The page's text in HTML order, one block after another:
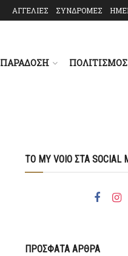
ΑΓΓΕΛΙΕΣ ΣΥΝΔΡΟΜΕΣ
ΠΑΡΑΔΟΣΗ ΠΟΛΙΤΙΣΜΟΣ
ΤΟ MY VOIO ΣΤΑ SOCIAL
ΠΡΟΣΦΑΤΑ ΑΡΘΡΑ